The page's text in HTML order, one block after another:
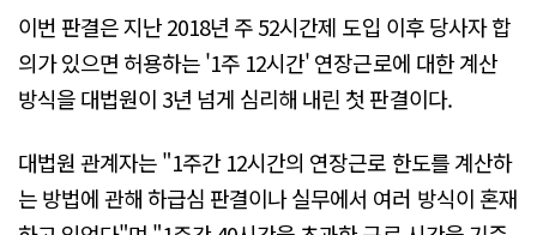
이번 판결은 지난 2018년 주 52시간제 도입 이후 당사자 합
의가 있으면 허용하는 '1주 12시간' 연장근로에 대한 계산
방식을 대법원이 3년 넘게 심리해 내린 첫 판결이다.
대법원 관계자는 "1주간 12시간의 연장근로 한도를 계산하
는 방법에 관해 하급심 판결이나 실무에서 여러 방식이 혼재